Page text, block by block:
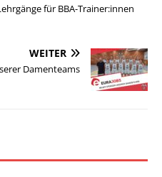
für BBA-Trainer:innen
WEITER
Damenteams